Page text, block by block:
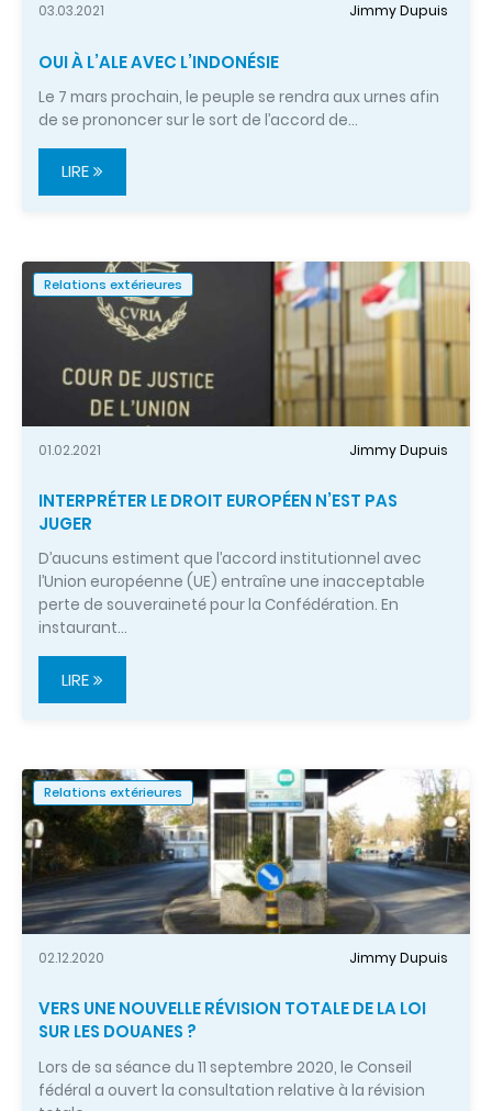
03.03.2021 Jimmy Dupuis
OUI À L’ALE AVEC L’INDONÉSIE
Le 7 mars prochain, le peuple se rendra aux urnes afin
de se prononcer sur le sort de l’accord de…
LIRE
Relations extérieures
01.02.2021 Jimmy Dupuis
INTERPRÉTER LE DROIT EUROPÉEN N’EST PAS
JUGER
D’aucuns estiment que l’accord institutionnel avec
l’Union européenne (UE) entraîne une inacceptable
perte de souveraineté pour la Confédération. En
instaurant…
LIRE
Relations extérieures
02.12.2020 Jimmy Dupuis
VERS UNE NOUVELLE RÉVISION TOTALE DE LA LOI
SUR LES DOUANES ?
Lors de sa séance du 11 septembre 2020, le Conseil
fédéral a ouvert la consultation relative à la révision